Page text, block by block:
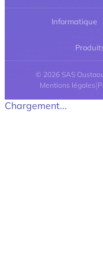
Informatique
© 2026 SAS
Mentions légales |
Chargement...